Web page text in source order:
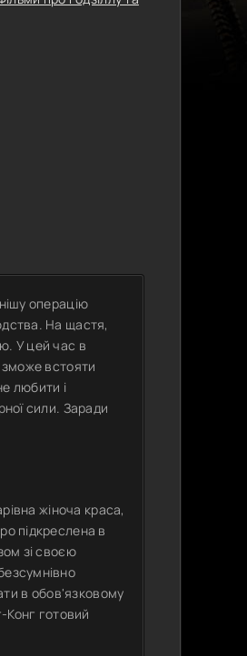
операцію
На щастя,
У цей час в
зможе встояти
любити і
сили. Заради
жіноча краса,
підкреслена в
зі своєю
в обов'язковому
Конг готовий